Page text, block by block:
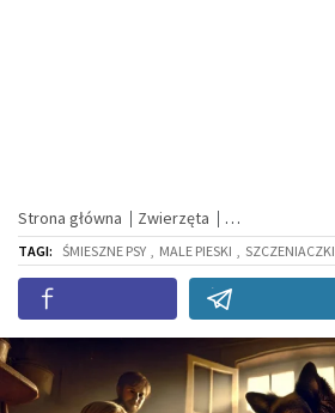
Strona główna Zwierzęta
TAGI: ŚMIESZNE PSY , MALE PIESKI , SZCZENIACZKI